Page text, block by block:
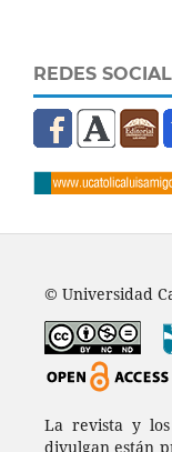
REDES
© Universidad
La revista y
divulgan están